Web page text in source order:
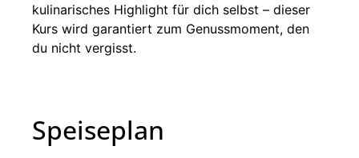
kulinarisches Highlight für dich selbst – dieser
Kurs wird garantiert zum Genussmoment, den
du nicht vergisst.
Speiseplan